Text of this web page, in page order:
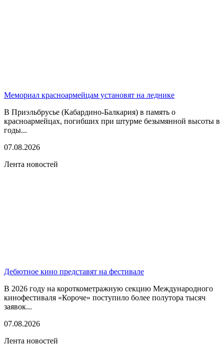
Мемориал красноармейцам установят на леднике
В Приэльбрусье (Кабардино-Балкария) в память о
красноармейцах, погибших при штурме безымянной высоты в
годы...
07.08.2026
Лента новостей
Дебютное кино представят на фестивале
В 2026 году на короткометражную секцию Международного
кинофестиваля «Короче» поступило более полутора тысяч
заявок...
07.08.2026
Лента новостей